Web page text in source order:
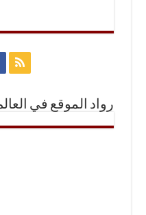
رواد الموقع في